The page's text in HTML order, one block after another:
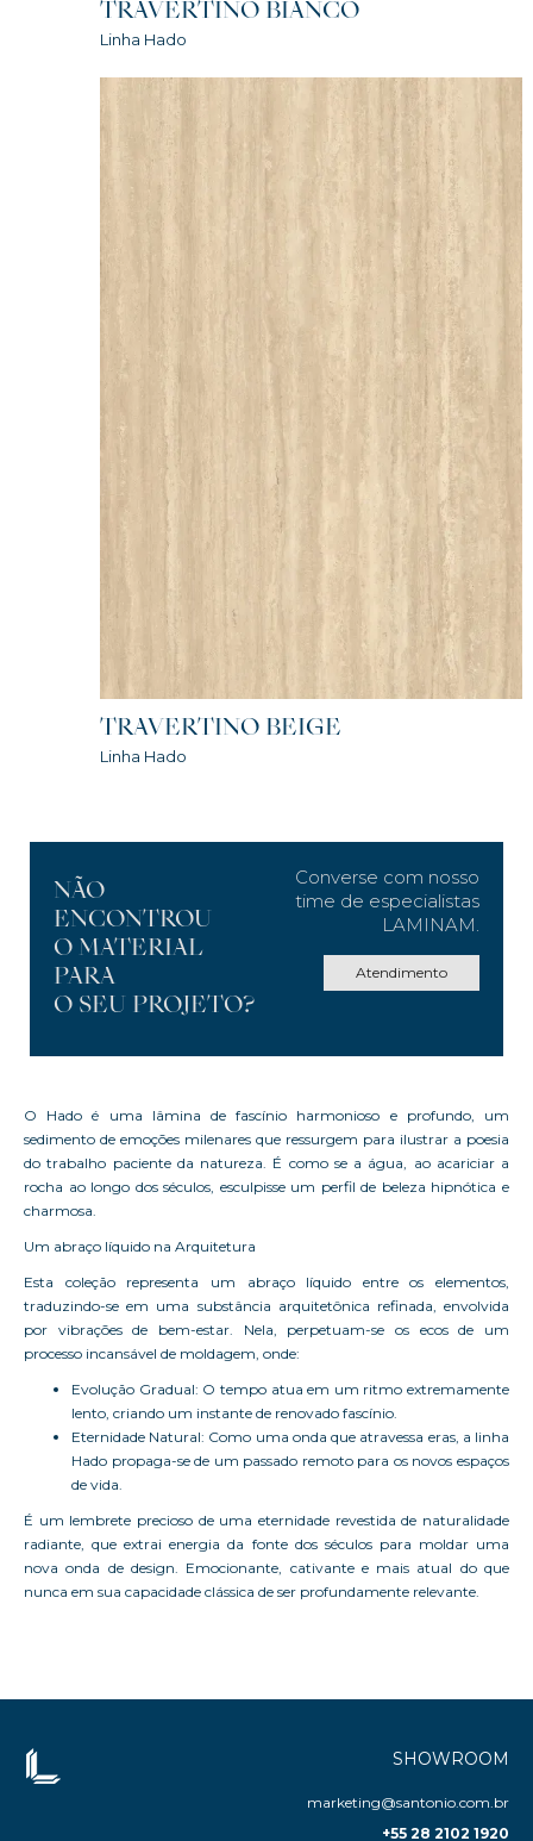
TRAVERTINO BIANCO
Linha Hado
TRAVERTINO BEIGE
Linha Hado
NÃO
ENCONTROU
O MATERIAL
PARA
O SEU PROJETO?
Converse com nosso
time de especialistas
LAMINAM.
Atendimento
O Hado é uma lâmina de fascínio harmonioso e profundo, um
sedimento de emoções milenares que ressurgem para ilustrar a poesia
do trabalho paciente da natureza. É como se a água, ao acariciar a
rocha ao longo dos séculos, esculpisse um perfil de beleza hipnótica e
charmosa.
Um abraço líquido na Arquitetura
Esta coleção representa um abraço líquido entre os elementos,
traduzindo-se em uma substância arquitetônica refinada, envolvida
por vibrações de bem-estar. Nela, perpetuam-se os ecos de um
processo incansável de moldagem, onde:
Evolução Gradual: O tempo atua em um ritmo extremamente
lento, criando um instante de renovado fascínio.
Eternidade Natural: Como uma onda que atravessa eras, a linha
Hado propaga-se de um passado remoto para os novos espaços
de vida.
É um lembrete precioso de uma eternidade revestida de naturalidade
radiante, que extrai energia da fonte dos séculos para moldar uma
nova onda de design. Emocionante, cativante e mais atual do que
nunca em sua capacidade clássica de ser profundamente relevante.
SHOWROOM
marketing@santonio.com.br
+55 28 2102 1920